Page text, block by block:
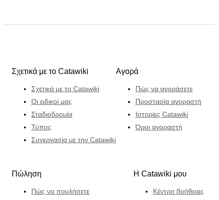
Σχετικά με το Catawiki
Σχετικά με το Catawiki
Οι ειδικοί μας
Σταδιοδρομία
Τύπος
Συνεργασία με την Catawiki
Αγορά
Πώς να αγοράσετε
Προστασία αγοραστή
Ιστορίες Catawiki
Όροι αγοραστή
Πώληση
Πώς να πουλήσετε
Η Catawiki μου
Κέντρο βοήθειας